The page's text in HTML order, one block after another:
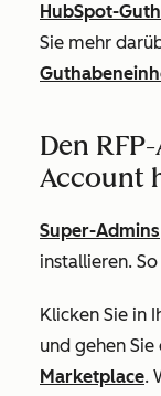
HubSpot-
Sie mehr
Den
Account
Super-Admins
installieren.
Klicken Sie in
und gehen Sie
Marketplace.